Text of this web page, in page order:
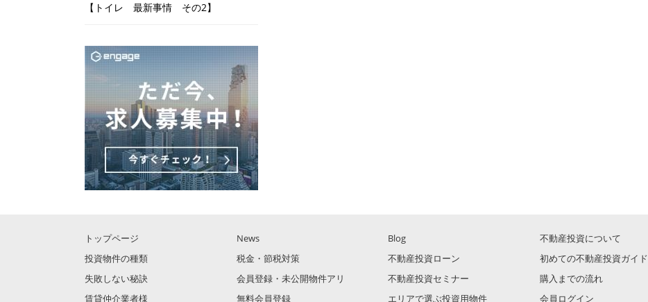
【トイレ 最新事情 その2】
トップページ News Blog 不動産投資について
投資物件の種類
税金・節税対策 不動産投資ローン 初めての不動産投資ガイド
失敗しない秘訣
会員登録・未公開物件アリ 不動産投資セミナー 購入までの流れ
賃貸仲介業者様
無料会員登録 エリアで選ぶ投資用物件 会員ログイン